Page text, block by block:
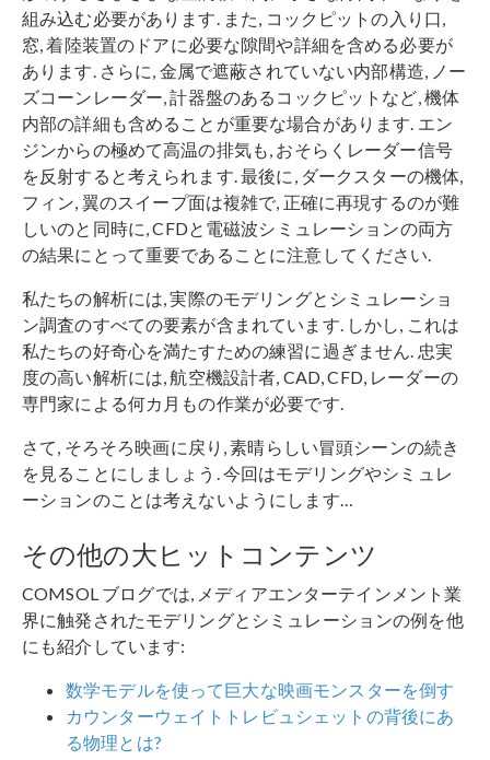
組み込む必要があります. また, コックピットの入り口,
窓, 着陸装置のドアに必要な隙間や詳細を含める必要が
あります. さらに, 金属で遮蔽されていない内部構造, ノー
ズコーンレーダー, 計器盤のあるコックピットなど, 機体
内部の詳細も含めることが重要な場合があります. エン
ジンからの極めて高温の排気も, おそらくレーダー信号
を反射すると考えられます. 最後に, ダークスターの機体,
フィン, 翼のスイープ面は複雑で, 正確に再現するのが難
しいのと同時に, CFDと電磁波シミュレーションの両方
の結果にとって重要であることに注意してください.
私たちの解析には, 実際のモデリングとシミュレーショ
ン調査のすべての要素が含まれています. しかし, これは
私たちの好奇心を満たすための練習に過ぎません. 忠実
度の高い解析には, 航空機設計者, CAD, CFD, レーダーの
専門家による何カ月もの作業が必要です.
さて, そろそろ映画に戻り, 素晴らしい冒頭シーンの続き
を見ることにしましょう. 今回はモデリングやシミュレ
ーションのことは考えないようにします…
その他の大ヒットコンテンツ
COMSOL ブログでは, メディアエンターテインメント業
界に触発されたモデリングとシミュレーションの例を他
にも紹介しています:
数学モデルを使って巨大な映画モンスターを倒す
カウンターウェイトトレビュシェットの背後にあ
る物理とは?